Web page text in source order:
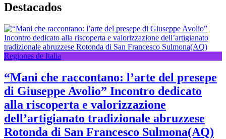
Destacados
Regiones de Italia
“Mani che raccontano: l’arte del presepe
di Giuseppe Avolio” Incontro dedicato
alla riscoperta e valorizzazione
dell’artigianato tradizionale abruzzese
Rotonda di San Francesco Sulmona(AQ)